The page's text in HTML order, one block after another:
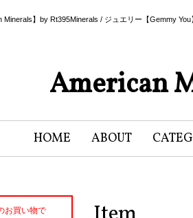
】by Rt395Minerals / ジュエリー【Gemmy You
American
HOME ABOUT
お買い物で